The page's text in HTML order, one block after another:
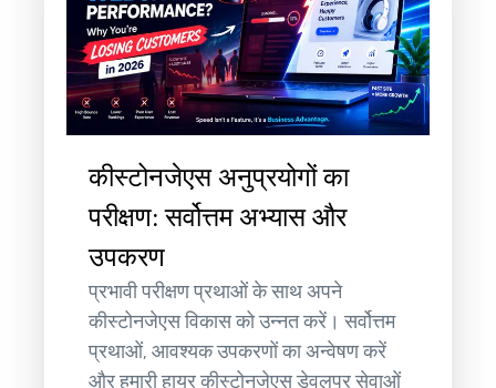
कीस्टोनजेएस अनुप्रयोगों का
परीक्षण: सर्वोत्तम अभ्यास और
उपकरण
प्रभावी परीक्षण प्रथाओं के साथ अपने
कीस्टोनजेएस विकास को उन्नत करें। सर्वोत्तम
प्रथाओं, आवश्यक उपकरणों का अन्वेषण करें
और हमारी हायर कीस्टोनजेएस डेवलपर सेवाओं